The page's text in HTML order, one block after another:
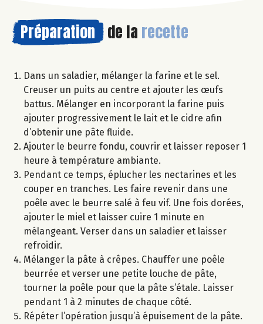
Préparation de la recette
Dans un saladier, mélanger la farine et le sel.
Creuser un puits au centre et ajouter les œufs
battus. Mélanger en incorporant la farine puis
ajouter progressivement le lait et le cidre afin
d’obtenir une pâte fluide.
Ajouter le beurre fondu, couvrir et laisser reposer 1
heure à température ambiante.
Pendant ce temps, éplucher les nectarines et les
couper en tranches. Les faire revenir dans une
poêle avec le beurre salé à feu vif. Une fois dorées,
ajouter le miel et laisser cuire 1 minute en
mélangeant. Verser dans un saladier et laisser
refroidir.
Mélanger la pâte à crêpes. Chauffer une poêle
beurrée et verser une petite louche de pâte,
tourner la poêle pour que la pâte s’étale. Laisser
pendant 1 à 2 minutes de chaque côté.
Répéter l’opération jusqu’à épuisement de la pâte.